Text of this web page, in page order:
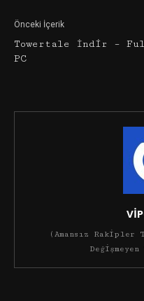
Önceki İçerik
Towertale İndir –
PC
(Amansız Rakipler